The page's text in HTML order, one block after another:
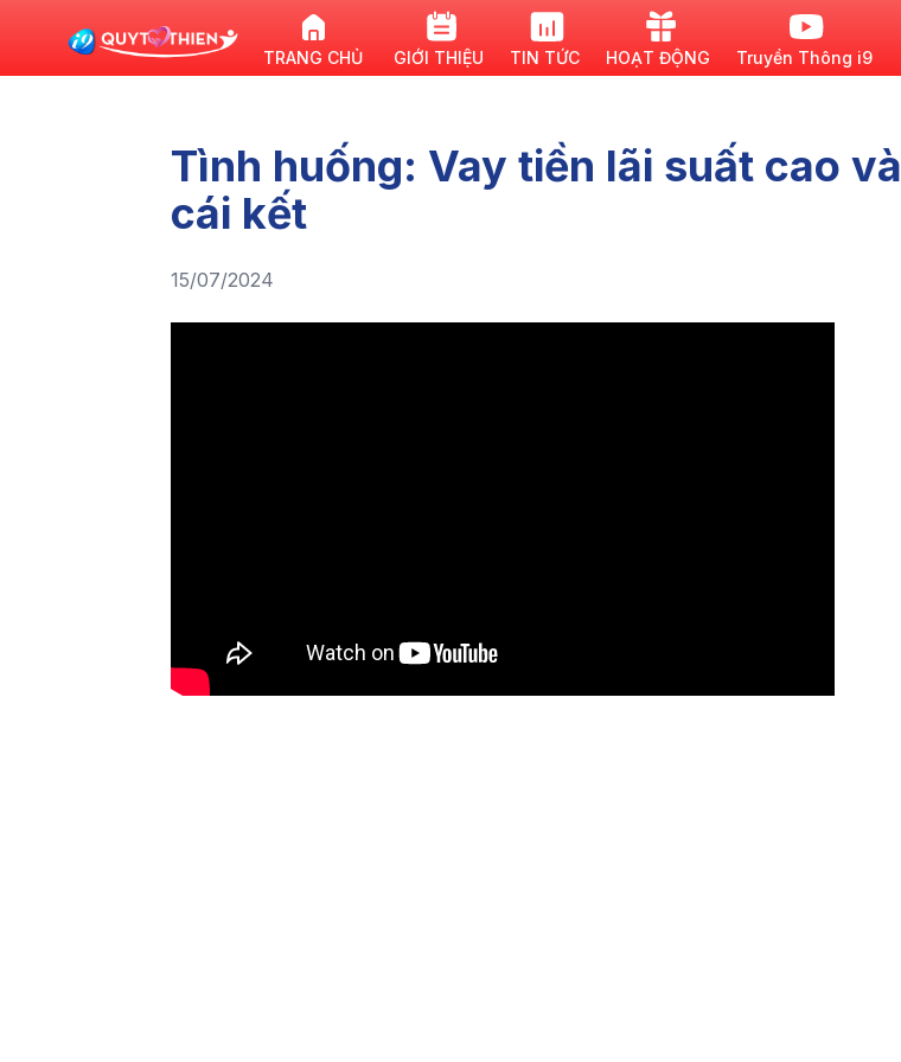
TRANG CHỦ GIỚI THIỆU TIN TỨC HOẠT ĐỘNG Truyền Thông i9
Tình huống: Vay tiền lãi suất cao và
cái kết
15/07/2024